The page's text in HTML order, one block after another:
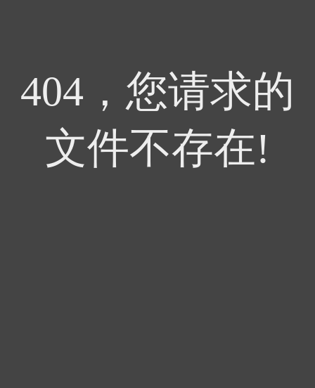
404，您请求的
文件不存在!